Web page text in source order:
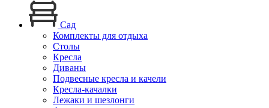
Сад
Комплекты для отдыха
Столы
Кресла
Диваны
Подвесные кресла и качели
Кресла-качалки
Лежаки и шезлонги